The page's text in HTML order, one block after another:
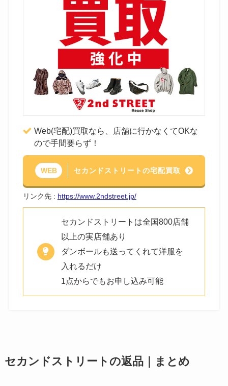
Web(宅配)買取なら、店舗に行かなくてOKな
ので手間要らず！
WEB セカンドストリートの宅配買取
リンク先 : https://www.2ndstreet.jp/
セカンドストリートは全国800店舗
以上の実店舗あり
ダンボールも送ってくれて洋服を
入れるだけ
1点からでもお申し込み可能
セカンドストリートの返品｜まとめ